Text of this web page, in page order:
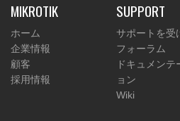
MIKROTIK
ホーム
企業情報
顧客
採用情報
SUPPORT
サポートを受
フォーラム
ドキュメンテ
ョン
Wiki